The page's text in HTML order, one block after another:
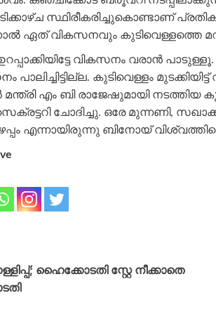
സ്ഥിരീകരിച്ചുകൊണ്ടാണ്
ഏത് വികസനവും കുടിവെള്ളത്തെ
വികസനം വരാന്‍
പാലിച്ചിട്ടില്ല. കുടിവെള്ളം
എം ബി രാജേഷുമായി
ചോദിച്ചു. ഒരേ മുന്നണി,
എന്നായിരുന്നു ബിനോയ്
ഹൈക്കോടതി സ്റ്റേ നീക്കാതെ